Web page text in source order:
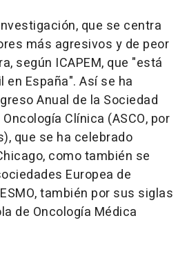
que se centra
más agresivos y de peor
según ICAPEM, que "está
España". Así se ha
Anual de la Sociedad
Clínica (ASCO, por
que se ha celebrado
como también se
Europea de
también por sus siglas
de Oncología Médica